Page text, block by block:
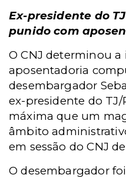
Ex-presidente do
punido com
O CNJ determinou a
aposentadoria
desembargador
ex-presidente do TJ/
máxima que um
âmbito
em sessão do CNJ
O desembargador